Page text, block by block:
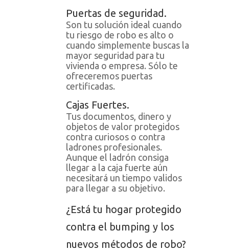
Puertas de seguridad.
Son tu solución ideal cuando
tu riesgo de robo es alto o
cuando simplemente buscas la
mayor seguridad para tu
vivienda o empresa. Sólo te
ofreceremos puertas
certificadas.
Cajas Fuertes.
Tus documentos, dinero y
objetos de valor protegidos
contra curiosos o contra
ladrones profesionales.
Aunque el ladrón consiga
llegar a la caja fuerte aún
necesitará un tiempo validos
para llegar a su objetivo.
¿Está tu hogar protegido
contra el bumping y los
nuevos métodos de robo?